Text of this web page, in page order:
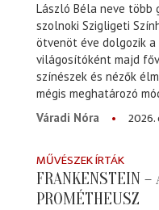
László Béla neve több
szolnoki Szigligeti
ötvenöt éve dolgozik
világosítóként majd
színészek és nézők
mégis meghatározó
Váradi Nóra
MŰVÉSZEK ÍRTÁK
FRANKENSTEIN –
PROMÉTHEUSZ